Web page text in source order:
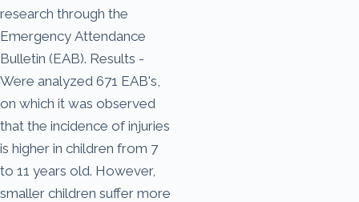
research through the
Emergency Attendance
Bulletin (EAB). Results -
Were analyzed 671 EAB's,
on which it was observed
that the incidence of injuries
is higher in children from 7
to 11 years old. However,
smaller children suffer more